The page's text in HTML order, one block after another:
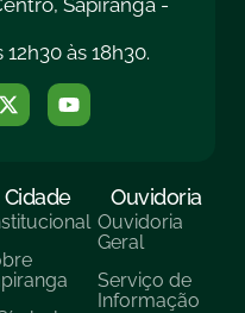
Sapiranga -
às 18h30.
Cidade Ouvidoria
Ouvidoria
Geral
Serviço de
Informação